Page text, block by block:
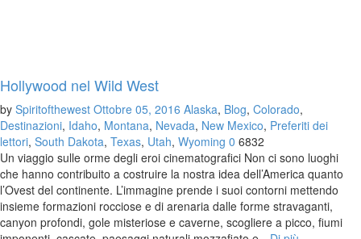
Hollywood nel Wild West
by Spiritofthewest Ottobre 05, 2016 Alaska, Blog, Colorado,
Destinazioni, Idaho, Montana, Nevada, New Mexico, Preferiti dei
lettori, South Dakota, Texas, Utah, Wyoming 0 6832
Un viaggio sulle orme degli eroi cinematografici Non ci sono luoghi
che hanno contribuito a costruire la nostra idea dell’America quanto
l’Ovest del continente. L’immagine prende i suoi contorni mettendo
insieme formazioni rocciose e di arenaria dalle forme stravaganti,
canyon profondi, gole misteriose e caverne, scogliere a picco, fiumi